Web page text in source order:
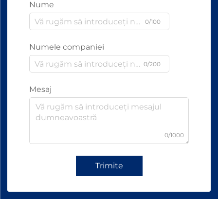
Nume
0/100
Numele companiei
0/200
Mesaj
0/1000
Trimite